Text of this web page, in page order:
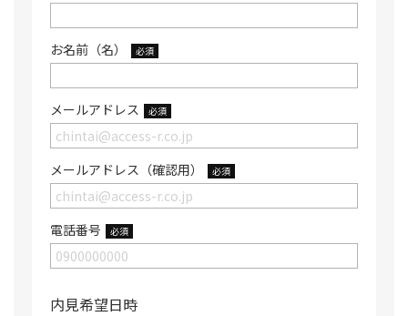
お名前（名） 必須
メールアドレス 必須
メールアドレス（確認用） 必須
電話番号 必須
内見希望日時